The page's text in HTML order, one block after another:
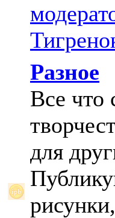
Разное
Все что
для